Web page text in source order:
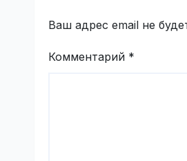
Ваш адрес email не
Комментарий *